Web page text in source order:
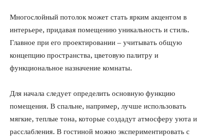
Многослойный потолок может стать ярким акцентом в
интерьере, придавая помещению уникальность и стиль.
Главное при его проектировании – учитывать общую
концепцию пространства, цветовую палитру и
функциональное назначение комнаты.
Для начала следует определить основную функцию
помещения. В спальне, например, лучше использовать
мягкие, теплые тона, которые создадут атмосферу уюта и
расслабления. В гостиной можно экспериментировать с